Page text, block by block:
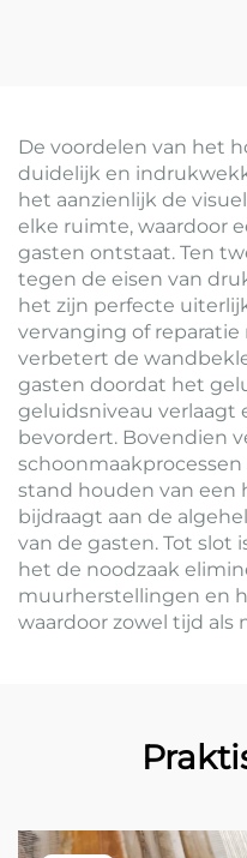
De voordelen van het
duidelijk en
het aanzienlijk de
elke ruimte, waardoor
gasten ontstaat. Ten
tegen de eisen van
het zijn perfecte
vervanging of reparatie
verbetert de
gasten doordat het
geluidsniveau verlaagt
bevordert. Bovendien
stand houden van een
bijdraagt aan de
van de gasten. Tot slot
het de noodzaak
muurherstellingen en
waardoor zowel tijd als